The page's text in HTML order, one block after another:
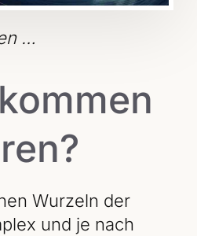
…
Wurzeln der
und je nach